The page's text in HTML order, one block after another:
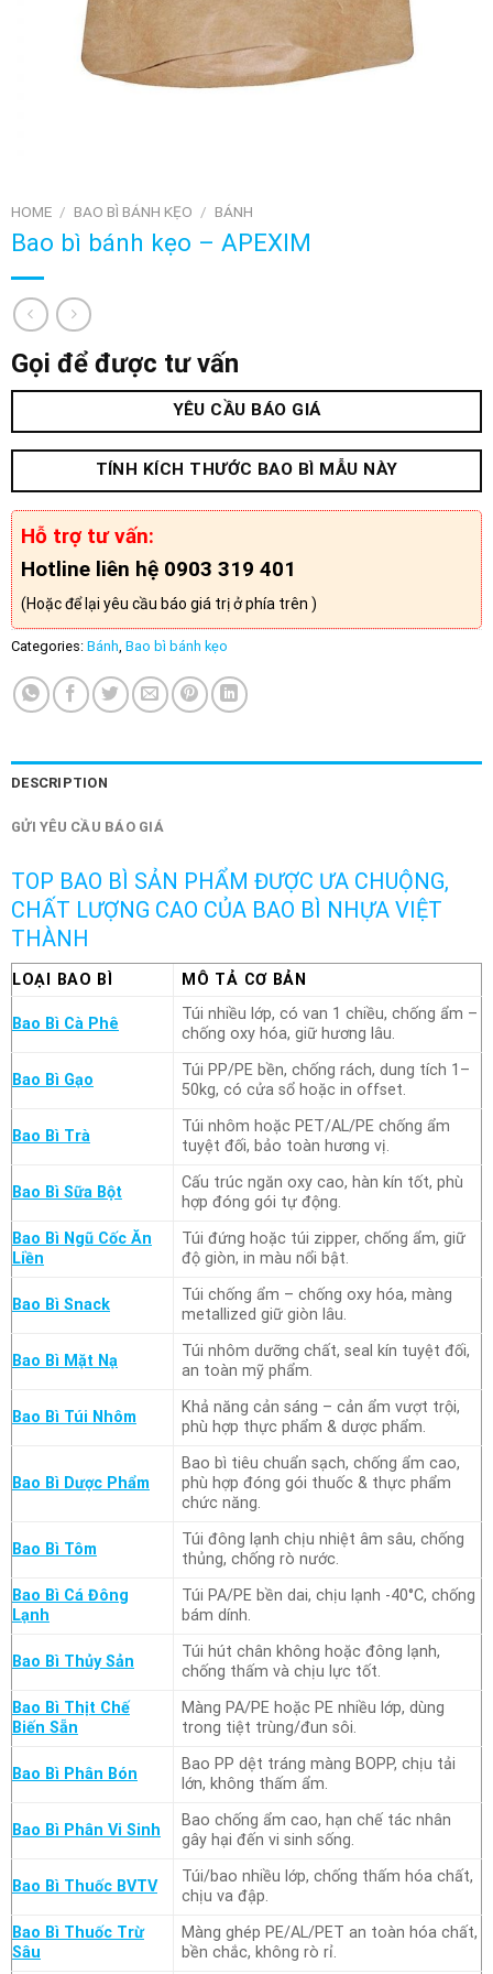
HOME / BAO BÌ BÁNH KẸO / BÁNH
Bao bì bánh kẹo – APEXIM
Gọi để được tư vấn
YÊU CẦU BÁO GIÁ
TÍNH KÍCH THƯỚC BAO BÌ MẪU NÀY
Hỗ trợ tư vấn:
Hotline liên hệ 0903 319 401
(Hoặc để lại yêu cầu báo giá trị ở phía trên )
Categories: Bánh Bao bì bánh kẹo
DESCRIPTION
GỬI YÊU CẦU BÁO GIÁ
TOP BAO BÌ SẢN PHẨM ĐƯỢC ƯA CHUỘNG,
CHẤT LƯỢNG CAO CỦA BAO BÌ NHỰA VIỆT
THÀNH
LOẠI BAO BÌ MÔ TẢ CƠ BẢN
Bao Bì Cà Phê
Túi nhiều lớp, có van 1 chiều, chống ẩm –
chống oxy hóa, giữ hương lâu.
Bao Bì Gạo
Túi PP/PE bền, chống rách, dung tích 1–
50kg, có cửa sổ hoặc in offset.
Bao Bì Trà
Túi nhôm hoặc PET/AL/PE chống ẩm
tuyệt đối, bảo toàn hương vị.
Bao Bì Sữa Bột
Cấu trúc ngăn oxy cao, hàn kín tốt, phù
hợp đóng gói tự động.
Bao Bì Ngũ Cốc Ăn
Liền
Túi đứng hoặc túi zipper, chống ẩm, giữ
độ giòn, in màu nổi bật.
Bao Bì Snack
Túi chống ẩm – chống oxy hóa, màng
metallized giữ giòn lâu.
Bao Bì Mặt Nạ
Túi nhôm dưỡng chất, seal kín tuyệt đối,
an toàn mỹ phẩm.
Bao Bì Túi Nhôm
Khả năng cản sáng – cản ẩm vượt trội,
phù hợp thực phẩm & dược phẩm.
Bao Bì Dược Phẩm
Bao bì tiêu chuẩn sạch, chống ẩm cao,
phù hợp đóng gói thuốc & thực phẩm
chức năng.
Bao Bì Tôm
Túi đông lạnh chịu nhiệt âm sâu, chống
thủng, chống rò nước.
Bao Bì Cá Đông
Lạnh
Túi PA/PE bền dai, chịu lạnh -40°C, chống
bám dính.
Bao Bì Thủy Sản
Túi hút chân không hoặc đông lạnh,
chống thấm và chịu lực tốt.
Bao Bì Thịt Chế
Biến Sẵn
Màng PA/PE hoặc PE nhiều lớp, dùng
trong tiệt trùng/đun sôi.
Bao Bì Phân Bón
Bao PP dệt tráng màng BOPP, chịu tải
lớn, không thấm ẩm.
Bao Bì Phân Vi Sinh
Bao chống ẩm cao, hạn chế tác nhân
gây hại đến vi sinh sống.
Bao Bì Thuốc BVTV
Túi/bao nhiều lớp, chống thấm hóa chất,
chịu va đập.
Bao Bì Thuốc Trừ
Sâu
Màng ghép PE/AL/PET an toàn hóa chất,
bền chắc, không rò rỉ.